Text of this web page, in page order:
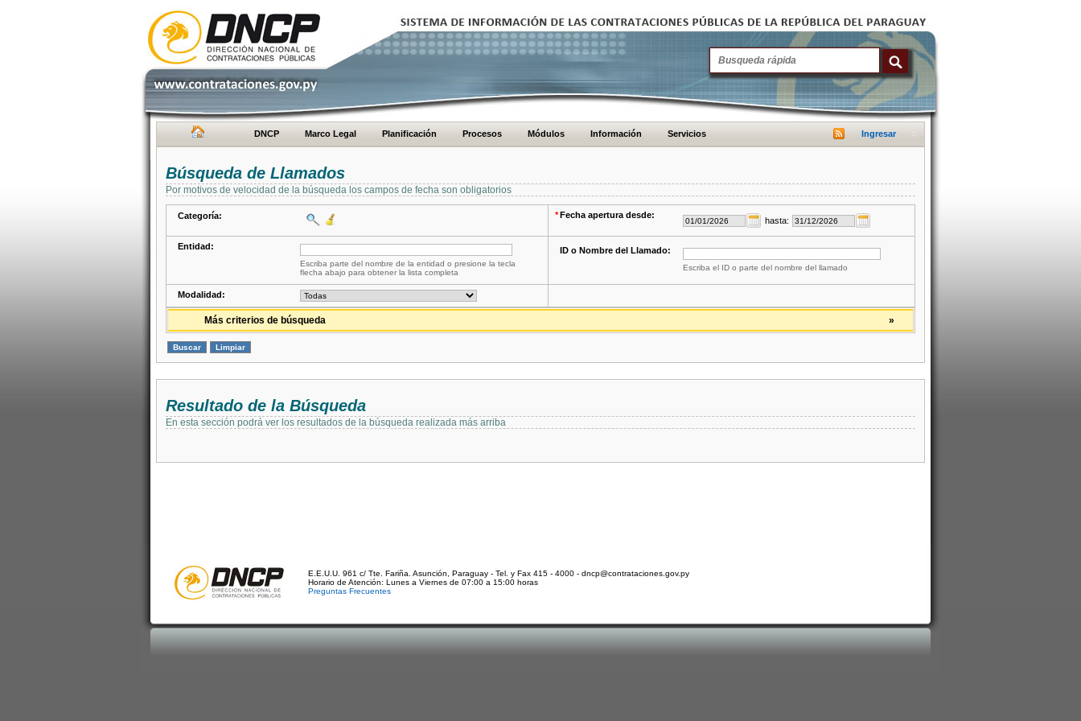
DNCP Marco Legal Planificación Procesos Módulos Información Servicios Ingresar
Búsqueda de Llamados
Por motivos de velocidad de la búsqueda los campos de fecha son obligatorios
Categoría: *Fecha apertura desde:
hasta:
Entidad:
Escriba parte del nombre de la entidad o presione la tecla
flecha abajo para obtener la lista completa
ID o Nombre del Llamado:
Escriba el ID o parte del nombre del llamado
Modalidad:
»
Más criterios de búsqueda
Resultado de la Búsqueda
En esta sección podrá ver los resultados de la búsqueda realizada más arriba
E.E.U.U. 961 c/ Tte. Fariña. Asunción, Paraguay - Tel. y Fax 415 - 4000 - dncp@contrataciones.gov.py
Horario de Atención: Lunes a Viernes de 07:00 a 15:00 horas
Preguntas Frecuentes